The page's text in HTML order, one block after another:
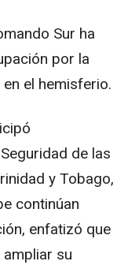
Sur ha
por la
el hemisferio.
de las
y Tobago,
continúan
enfatizó que
su